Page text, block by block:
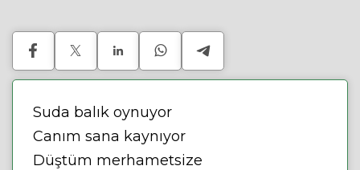
Suda balık oynuyor
Canım sana kaynıyor
Düştüm merhametsize